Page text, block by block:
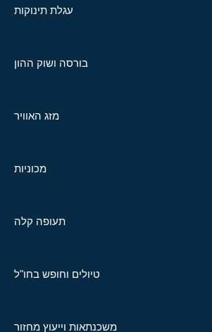
עגלת תינוקות
בורסה ושוק ההון
מזג האוויר
מכוניות
תעופה קלה
טיולים וחופש בחו"ל
משכנתאות וייעוץ מחזור